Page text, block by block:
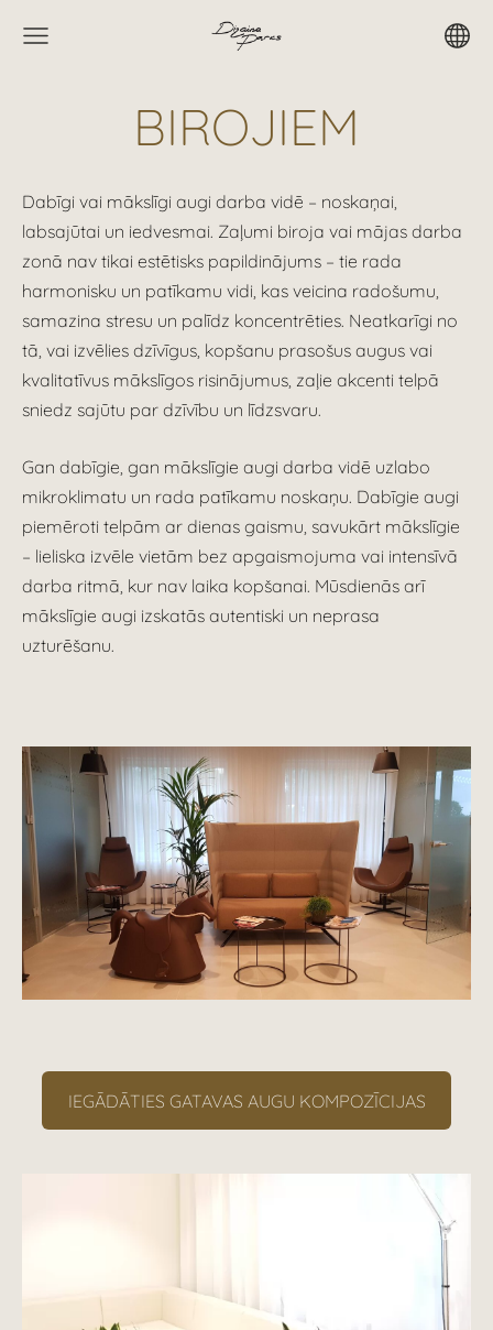
BIROJIEM
Dabīgi vai mākslīgi augi darba vidē – noskaņai,
labsajūtai un iedvesmai. Zaļumi biroja vai mājas darba
zonā nav tikai estētisks papildinājums – tie rada
harmonisku un patīkamu vidi, kas veicina radošumu,
samazina stresu un palīdz koncentrēties. Neatkarīgi no
tā, vai izvēlies dzīvīgus, kopšanu prasošus augus vai
kvalitatīvus mākslīgos risinājumus, zaļie akcenti telpā
sniedz sajūtu par dzīvību un līdzsvaru.
Gan dabīgie, gan mākslīgie augi darba vidē uzlabo
mikroklimatu un rada patīkamu noskaņu. Dabīgie augi
piemēroti telpām ar dienas gaismu, savukārt mākslīgie
– lieliska izvēle vietām bez apgaismojuma vai intensīvā
darba ritmā, kur nav laika kopšanai. Mūsdienās arī
mākslīgie augi izskatās autentiski un neprasa
uzturēšanu.
IEGĀDĀTIES GATAVAS AUGU KOMPOZĪCIJAS